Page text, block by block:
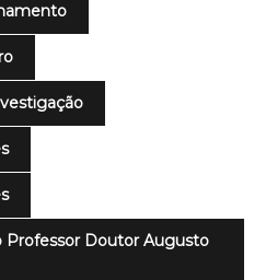
Professor Doutor Augusto